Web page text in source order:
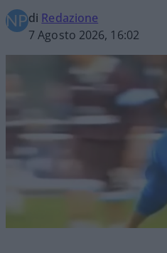
di Redazione
7 Agosto 2026, 16:02